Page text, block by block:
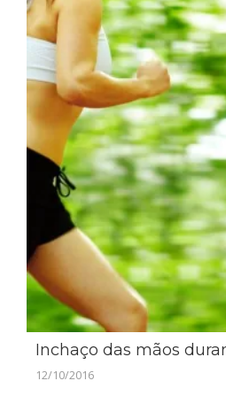
Inchaço das mãos
12/10/2016